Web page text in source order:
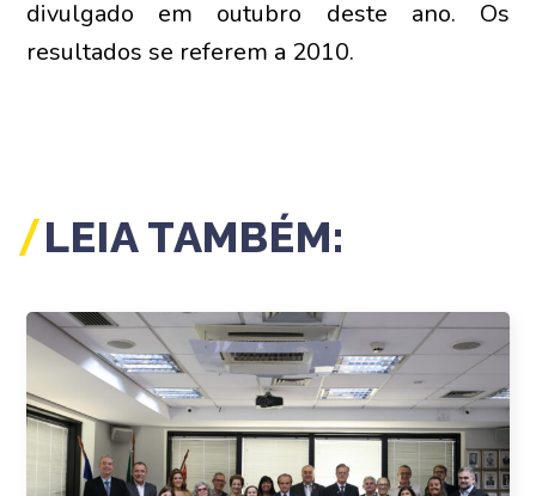
divulgado em outubro deste ano. Os
resultados se referem a 2010.
LEIA TAMBÉM: